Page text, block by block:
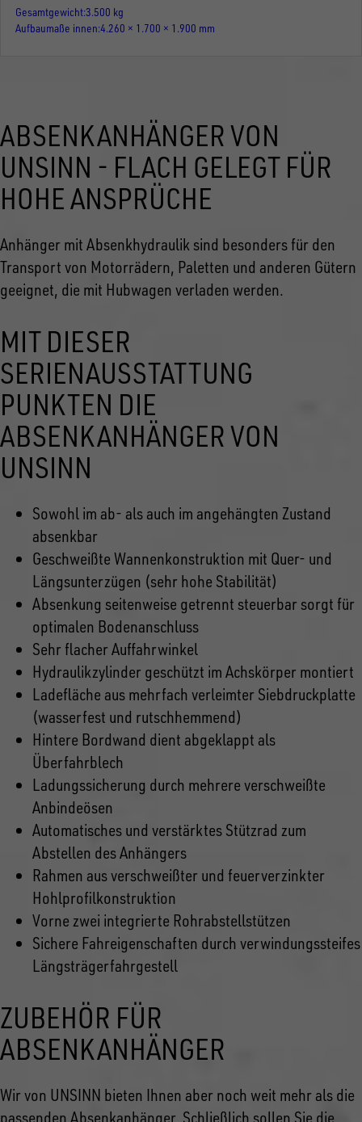
Gesamtgewicht3.500 kg
Aufbaumaße innen 4.260 × 1.700 × 1.900 mm
ABSENKANHÄNGER VON
UNSINN - FLACH GELEGT FÜR
HOHE ANSPRÜCHE
Anhänger mit Absenkhydraulik sind besonders für den
Transport von Motorrädern, Paletten und anderen Gütern
geeignet, die mit Hubwagen verladen werden.
MIT DIESER
SERIENAUSSTATTUNG
PUNKTEN DIE
ABSENKANHÄNGER VON
UNSINN
Sowohl im ab- als auch im angehängten Zustand
absenkbar
Geschweißte Wannenkonstruktion mit Quer- und
Längsunterzügen (sehr hohe Stabilität)
Absenkung seitenweise getrennt steuerbar sorgt für
optimalen Bodenanschluss
Sehr flacher Auffahrwinkel
Hydraulikzylinder geschützt im Achskörper montiert
Ladefläche aus mehrfach verleimter Siebdruckplatte
(wasserfest und rutschhemmend)
Hintere Bordwand dient abgeklappt als
Überfahrblech
Ladungssicherung durch mehrere verschweißte
Anbindeösen
Automatisches und verstärktes Stützrad zum
Abstellen des Anhängers
Rahmen aus verschweißter und feuerverzinkter
Hohlprofilkonstruktion
Vorne zwei integrierte Rohrabstellstützen
Sichere Fahreigenschaften durch verwindungssteifes
Längsträgerfahrgestell
ZUBEHÖR FÜR
ABSENKANHÄNGER
Wir von UNSINN bieten Ihnen aber noch weit mehr als die
passenden Absenkanhänger. Schließlich sollen Sie die